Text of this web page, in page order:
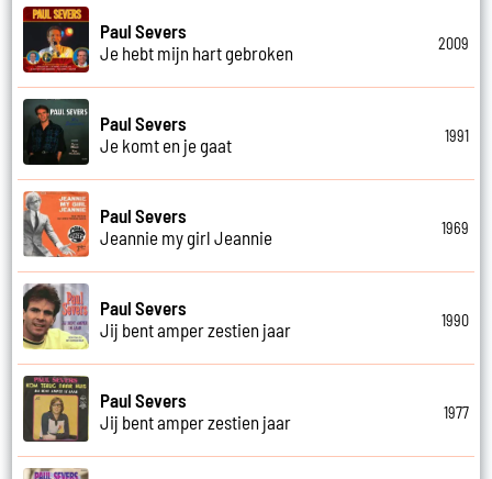
Paul Severs
Je hebt mijn hart gebroken
2009
Paul Severs
Je komt en je gaat
1991
Paul Severs
Jeannie my girl Jeannie
1969
Paul Severs
Jij bent amper zestien jaar
1990
Paul Severs
Jij bent amper zestien jaar
1977